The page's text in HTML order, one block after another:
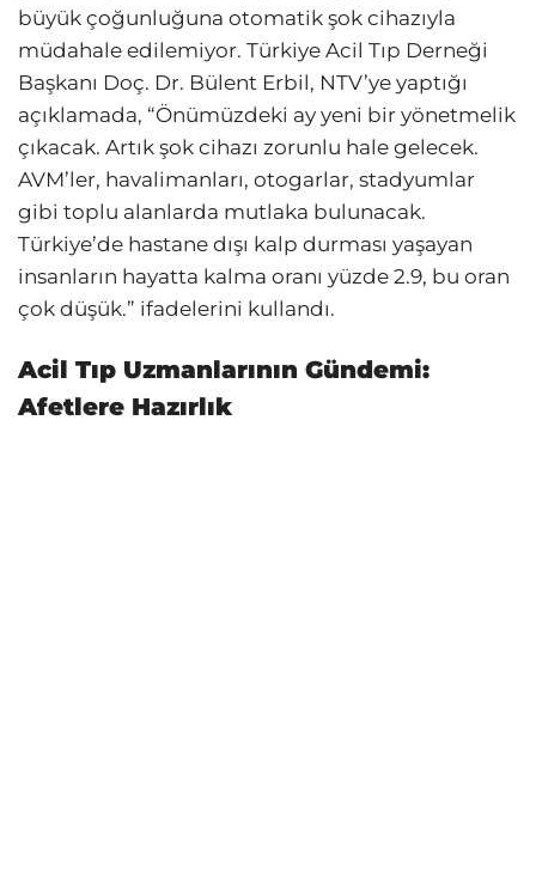
büyük çoğunluğuna otomatik şok cihazıyla
müdahale edilemiyor. Türkiye Acil Tıp Derneği
Başkanı Doç. Dr. Bülent Erbil, NTV’ye yaptığı
açıklamada, “Önümüzdeki ay yeni bir yönetmelik
çıkacak. Artık şok cihazı zorunlu hale gelecek.
AVM’ler, havalimanları, otogarlar, stadyumlar
gibi toplu alanlarda mutlaka bulunacak.
Türkiye’de hastane dışı kalp durması yaşayan
insanların hayatta kalma oranı yüzde 2.9, bu oran
çok düşük.” ifadelerini kullandı.
Acil Tıp Uzmanlarının Gündemi:
Afetlere Hazırlık